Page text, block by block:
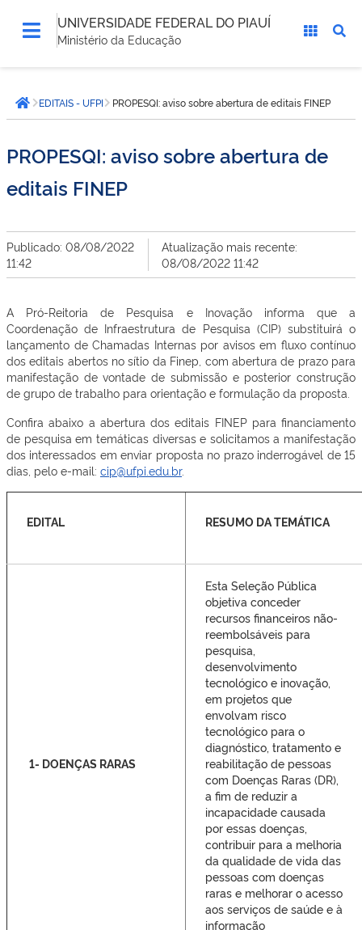
UNIVERSIDADE FEDERAL DO PIAUÍ
Ministério da Educação
está
aqui:Página inicial
EDITAIS - UFPI PROPESQI: aviso sobre abertura de editais FINEP
PROPESQI: aviso sobre abertura de
editais FINEP
Publicado: 08/08/2022
11:42
Atualização mais recente:
08/08/2022 11:42
A Pró-Reitoria de Pesquisa e Inovação informa que a
Coordenação de Infraestrutura de Pesquisa (CIP) substituirá o
lançamento de Chamadas Internas por avisos em fluxo contínuo
dos editais abertos no sítio da Finep, com abertura de prazo para
manifestação de vontade de submissão e posterior construção
de grupo de trabalho para orientação e formulação da proposta.
Confira abaixo a abertura dos editais FINEP para financiamento
de pesquisa em temáticas diversas e solicitamos a manifestação
dos interessados em enviar proposta no prazo inderrogável de 15
dias, pelo e-mail: cip@ufpi.edu.br.
EDITAL RESUMO DA TEMÁTICA
1- DOENÇAS RARAS
Esta Seleção Pública
objetiva conceder
recursos financeiros não-
reembolsáveis para
pesquisa,
desenvolvimento
tecnológico e inovação,
em projetos que
envolvam risco
tecnológico para o
diagnóstico, tratamento e
reabilitação de pessoas
com Doenças Raras (DR),
a fim de reduzir a
incapacidade causada
por essas doenças,
contribuir para a melhoria
da qualidade de vida das
pessoas com doenças
raras e melhorar o acesso
aos serviços de saúde e à
informação